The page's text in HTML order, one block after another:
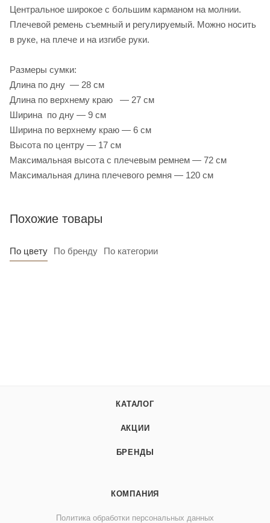
Центральное широкое с большим карманом на молнии.
Плечевой ремень съемный и регулируемый. Можно носить
в руке, на плече и на изгибе руки.
Размеры сумки:
Длина по дну — 28 см
Длина по верхнему краю — 27 см
Ширина по дну — 9 см
Ширина по верхнему краю — 6 см
Высота по центру — 17 см
Максимальная высота с плечевым ремнем — 72 см
Максимальная длина плечевого ремня — 120 см
Похожие товары
По цвету По бренду По категории
КАТАЛОГ
АКЦИИ
БРЕНДЫ
КОМПАНИЯ
Политика обработки персональных данных